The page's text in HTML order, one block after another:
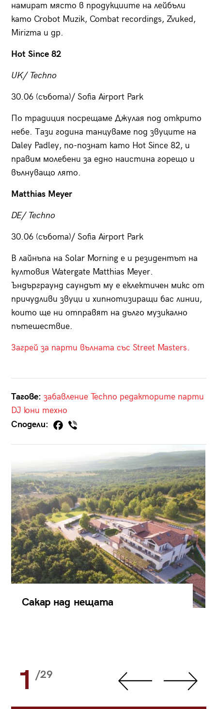
намират място в продукциите на лейбъли
като Crobot Muzik, Combat recordings, Zvuked,
Mirizma и др.
Hot Since 82
UK/ Techno
30.06 (събота)/ Sofia Airport Park
По традиция посрещаме Джулая под открито
небе. Тази година танцуваме под звуците на
Daley Padley, по-познат като Hot Since 82, и
правим молебени за едно наистина горещо и
вълнуващо лято.
Matthias Meyer
DE/ Techno
30.06 (събота)/ Sofia Airport Park
В лайнъпа на Solar Morning е и резидентът на
култовия Watergate Matthias Meyer.
Ъндърграунд саундът му е еклектичен микс от
причудливи звуци и хипнотизиращи бас линии,
които ще ни отправят на дълго музикално
пътешествие.
Загрей за парти вълната със Street Masters.
Тагове: забавление Techno редакторите парти
DJ юни техно
Сподели:
Сакар над нещата
1 /29